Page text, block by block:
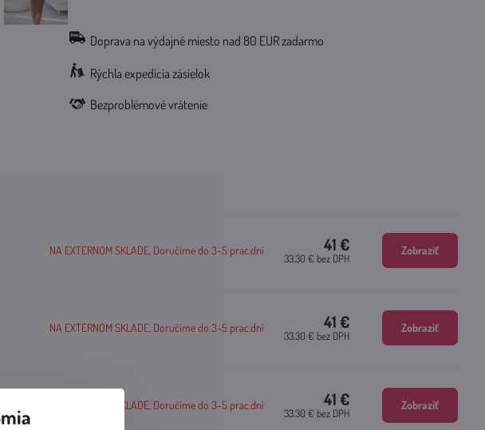
Doprava na výdajné miesto nad 80 EUR zadarmo
Rýchla expedícia zásielok
Bezproblémové vrátenie
NA EXTERNOM SKLADE, Doručíme do 3-5 prac.dní 41 €
33.30 € bez DPH
Zobraziť
NA EXTERNOM SKLADE, Doručíme do 3-5 prac.dní 41 €
33.30 € bez DPH
Zobraziť
NA EXTERNOM SKLADE, Doručíme do 3-5 prac.dní 41 €
33.30 € bez DPH
Zobraziť